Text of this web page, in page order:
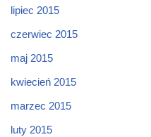
lipiec 2015
czerwiec 2015
maj 2015
kwiecień 2015
marzec 2015
luty 2015